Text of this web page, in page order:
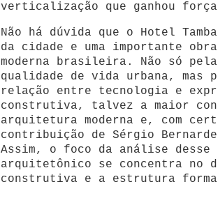
verticalização que ganhou
Não há dúvida que o Hotel
da cidade e uma importante
moderna brasileira. Não só
qualidade de vida urbana, mas
relação entre tecnologia e
construtiva, talvez a maior
arquitetura moderna e, com
contribuição de Sérgio
Assim, o foco da análise desse
arquitetônico se concentra no
construtiva e a estrutura